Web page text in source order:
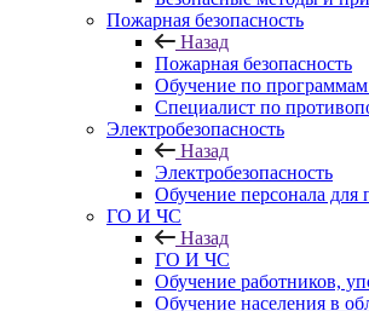
Пожарная безопасность
Назад
Пожарная безопасность
Обучение по
Специалист по
Электробезопасность
Назад
Электробезопасность
Обучение персонала для
ГО И ЧС
Назад
ГО И ЧС
Обучение работников,
Обучение населения в